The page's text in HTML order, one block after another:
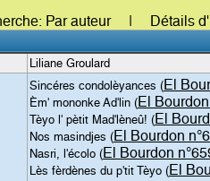
Par auteur | Détails
Liliane Groulard
Sincéres condolèyances (El
Èm' mononke Ad'lin (El
Tèyo l' pètit Mad'lèneû! (El
Nos masindjes (El Bourdon
Nasri, l'écolo (El Bourdon
Lès fèrdènes du p'tit Tèyo (El